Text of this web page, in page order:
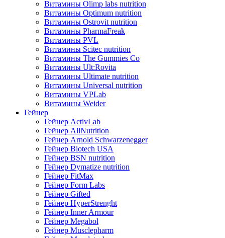
Витамины Olimp labs nutrition
Витамины Optimum nutrition
Витамины Ostrovit nutrition
Витамины PharmaFreak
Витамины PVL
Витамины Scitec nutrition
Витамины The Gummies Co
Витамины Ult:Rovita
Витамины Ultimate nutrition
Витамины Universal nutrition
Витамины VPLab
Витамины Weider
Гейнер
Гейнер ActivLab
Гейнер AllNutrition
Гейнер Arnold Schwarzenegger
Гейнер Biotech USA
Гейнер BSN nutrition
Гейнер Dymatize nutrition
Гейнер FitMax
Гейнер Form Labs
Гейнер Gifted
Гейнер HyperStrenght
Гейнер Inner Armour
Гейнер Megabol
Гейнер Musclepharm